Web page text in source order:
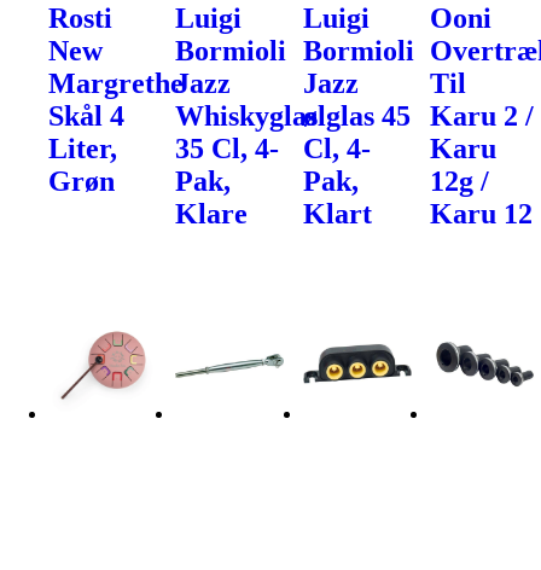
Rosti
New
Margrethe
Skål 4
Liter,
Grøn
Luigi
Bormioli
Jazz
Whiskyglas
35 Cl, 4-
Pak,
Klare
Luigi
Bormioli
Jazz
ølglas 45
Cl, 4-
Pak,
Klart
Ooni
Til
Karu 2 /
Karu
12g /
Karu 12